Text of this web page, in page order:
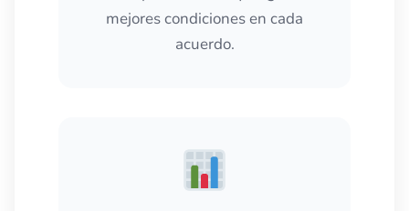
mejores condiciones en cada
acuerdo.